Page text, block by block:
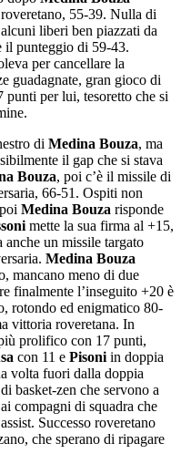
55-39. Nulla di
liberi ben piazzati da
il punteggio di 59-43.
per cancellare la
guadagnate, gran gioco di
per lui, tesoretto che si
di Medina Bouza, ma
il gap che si stava
Bouza, poi c’è il missile di
66-51. Ospiti non
Medina Bouza risponde
mette la sua firma al +15,
un missile targato
Medina Bouza
mancano meno di due
finalmente l’inseguito +20 è
rotondo ed enigmatico 80-
vittoria roveretana. In
prolifico con 17 punti,
con 11 e Pisoni in doppia
volta fuori dalla doppia
basket-zen che servono a
compagni di squadra che
Successo roveretano
che sperano di ripagare